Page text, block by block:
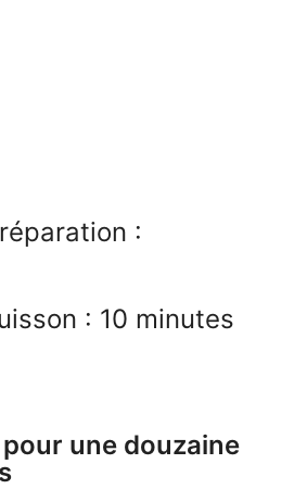
:
: 10 minutes
une douzaine